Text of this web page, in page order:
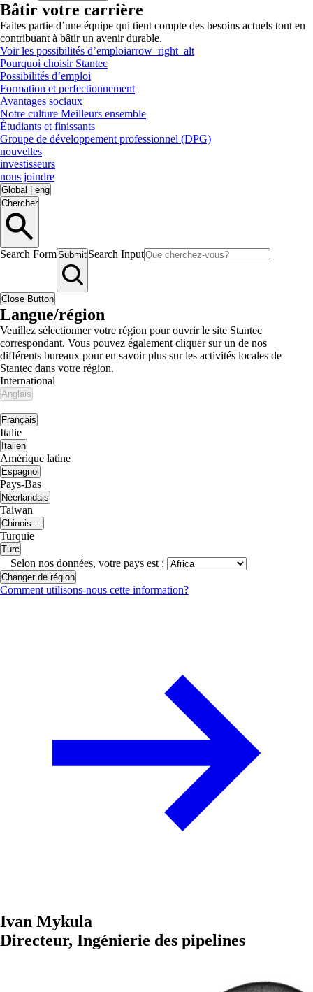
Bâtir votre carrière
Faites partie d’une équipe qui tient compte des besoins actuels tout en
contribuant à bâtir un avenir durable.
Voir les possibilités d’emploiarrow_right_alt
Pourquoi choisir Stantec
Possibilités d’emploi
Formation et perfectionnement
Avantages sociaux
Notre culture Meilleurs ensemble
Étudiants et finissants
Groupe de développement professionnel (DPG)
nouvelles
investisseurs
nous joindre
Global
eng
Chercher
Search FormSubmit Search Input
Close Button
Langue/région
Veuillez sélectionner votre région pour ouvrir le site Stantec
correspondant. Vous pouvez également cliquer sur un de nos
différents bureaux pour en savoir plus sur les activités locales de
Stantec dans votre région.
International
Anglais
|
Français
Italie
Italien
Amérique latine
Espagnol
Pays-Bas
Néerlandais
Taiwan
Chinois ...
Turquie
Turc
Selon nos données, votre pays est :
Changer de région
Comment utilisons-nous cette information?
Ivan Mykula
Directeur, Ingénierie des pipelines